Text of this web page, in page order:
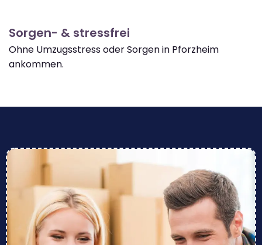
Sorgen- & stressfrei
Ohne Umzugsstress oder Sorgen in Pforzheim
ankommen.